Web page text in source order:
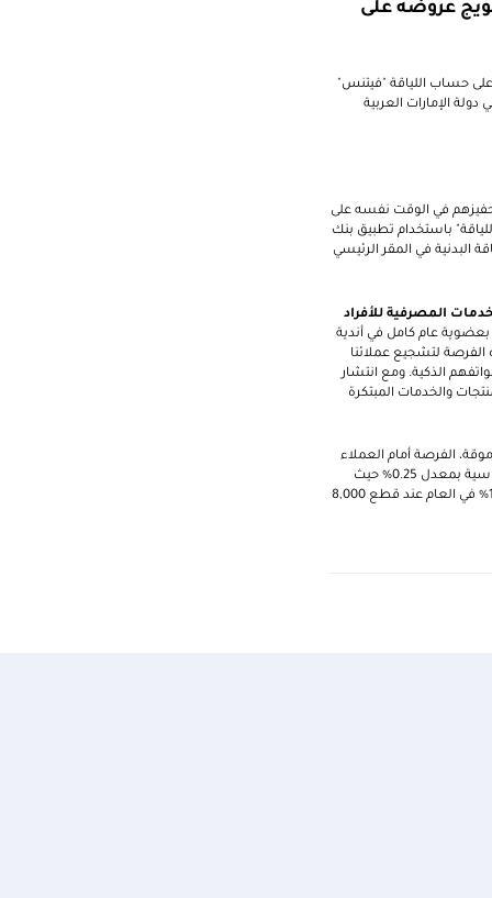
عروضه على
على حساب اللياقة "فيتنس"
دولة الإمارات العربية
في الوقت نفسه على
باستخدام تطبيق بنك
البدنية في المقر الرئيسي
المصرفية للأفراد
بعضوية عام كامل في أندية
الفرصة لتشجيع عملائنا
الذكية. ومع انتشار
والخدمات المبتكرة
الفرصة أمام العملاء
لاكتساب فائدة تصل إلى 2% في العام على مدخراتهم، بناءً على عدد الخطوات التي يقطعونها يومياً. وتبدأ الفائدة الأساسية بمعدل 0.25% حيث
تتزايد مع عدد الخطوات التي يقطعونها يومياً، وتصل الفائدة إلى 0.50% في العام مع وصولهم إلى 5,000 خطوة، وإلى 1% في العام عند قطع 8,000